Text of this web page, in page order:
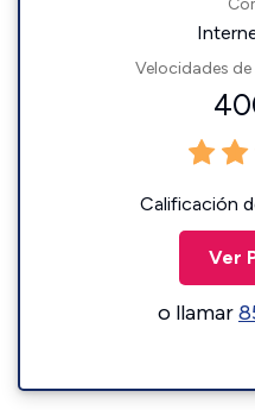
Velocidades
Calificación
Ver
o llamar